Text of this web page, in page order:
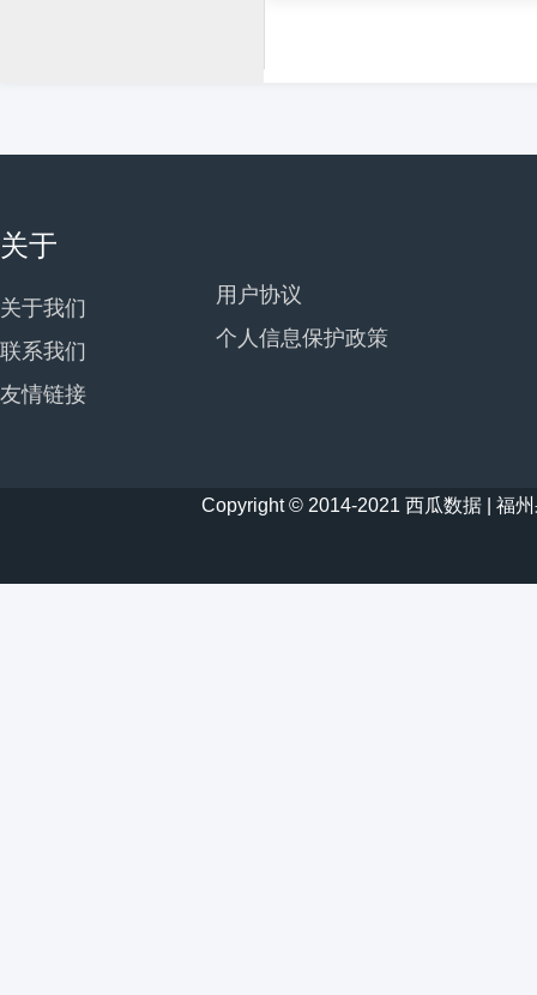
关于
关于我们
联系我们
友情链接
用户协议
个人信息保护政策
Copyright © 2014-2021 西瓜数据 | 福